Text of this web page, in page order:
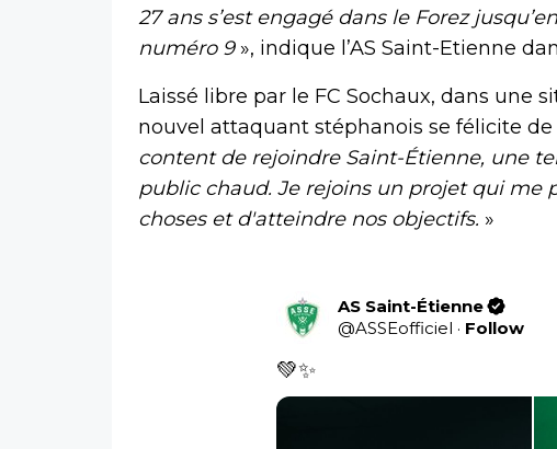
27 ans s’est engagé dans le Forez
numéro 9 », indique l’AS Saint-Etienne
Laissé libre par le FC Sochaux, dans une
nouvel attaquant stéphanois se félicite de
content de rejoindre Saint-Étienne, une
public chaud. Je rejoins un projet qui me
choses et d'atteindre nos objectifs. »
AS Saint-Étienne
@ASSEofficiel · Follow
💚✨